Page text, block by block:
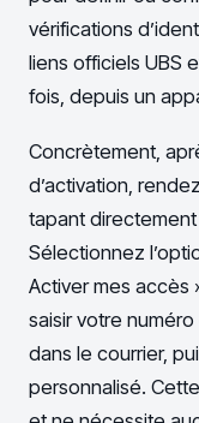
vérifications
liens officiels UBS
fois, depuis un
Concrètement,
d’activation,
tapant directement
Sélectionnez
Activer mes accès
saisir votre
dans le courrier,
personnalisé.